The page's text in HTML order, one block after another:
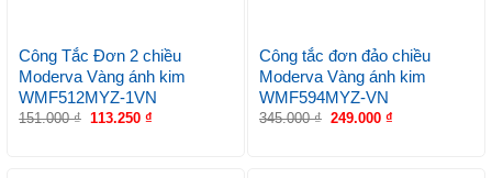
Công Tắc Đơn 2 chiều
Moderva Vàng ánh kim
WMF512MYZ-1VN
151.000₫ 113.250 ₫
Công tắc đơn đảo chiều
Moderva Vàng ánh kim
WMF594MYZ-VN
345.000₫ 249.000 ₫